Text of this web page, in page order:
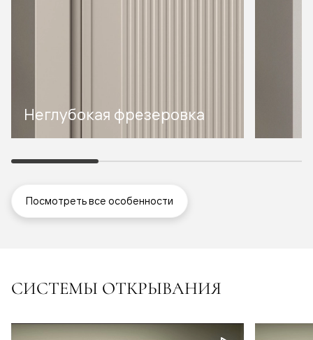
Неглубокая фрезеровка
Посмотреть все особенности
СИСТЕМЫ ОТКРЫВАНИЯ